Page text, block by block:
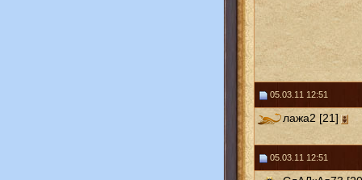
05.03.11 12:51
лажа2 [21]
05.03.11 12:51